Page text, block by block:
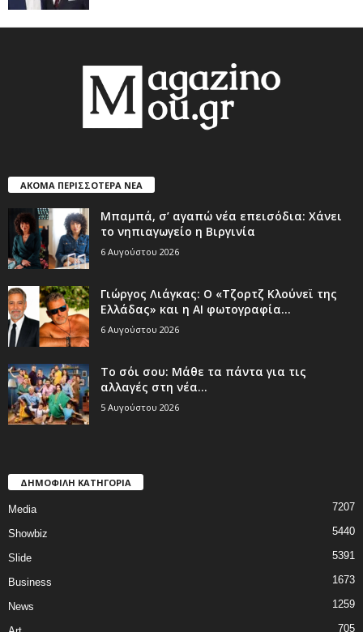
ΑΚΟΜΑ ΠΕΡΙΣΣΟΤΕΡΑ ΝΕΑ
Μπαμπά, σ’ αγαπώ νέα επεισόδια: Χάνει
το νηπιαγωγείο η Βιργινία
6 Αυγούστου 2026
Γιώργος Λιάγκας: Ο «Τζορτζ Κλούνεϊ της
Ελλάδας» και η AI φωτογραφία...
6 Αυγούστου 2026
Το σόι σου: Μάθε τα πάντα για τις
αλλαγές στη νέα...
5 Αυγούστου 2026
ΔΗΜΟΦΙΛΗ ΚΑΤΗΓΟΡΙΑ
Media 7207
Showbiz 5440
Slide 5391
Business 1673
News 1259
705